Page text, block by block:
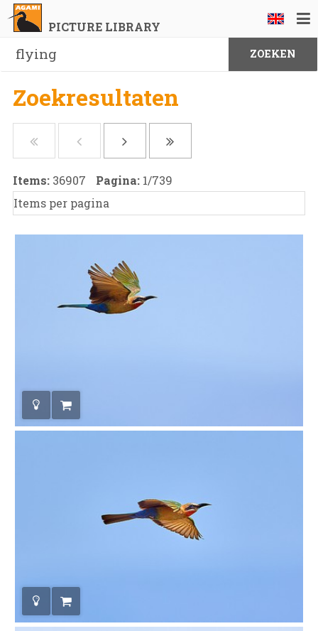
PICTURE LIBRARY
Zoekresultaten
Items: 36907 Pagina: 1/739